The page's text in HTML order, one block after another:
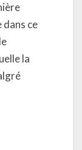
dans ce
la